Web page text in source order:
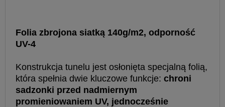
Folia zbrojona siatką 140g/m2, odporność
UV-4
Konstrukcja tunelu jest osłonięta specjalną folią,
która spełnia dwie kluczowe funkcje: chroni
sadzonki przed nadmiernym
promieniowaniem UV, jednocześnie